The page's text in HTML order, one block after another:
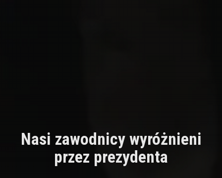
Nasi zawodnicy wyróżnieni
przez prezydenta